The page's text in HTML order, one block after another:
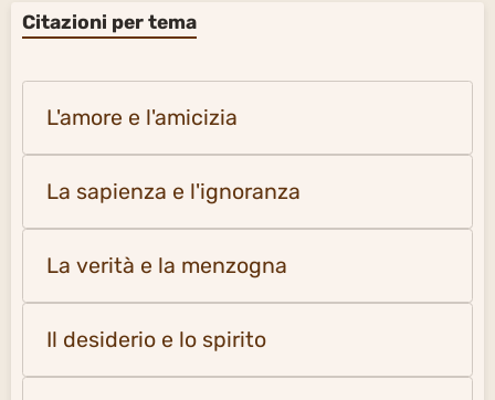
Citazioni per tema
L'amore e l'amicizia
La sapienza e l'ignoranza
La verità e la menzogna
Il desiderio e lo spirito